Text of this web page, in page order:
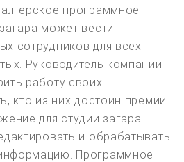
программное
может вести
сотрудников для всех
Руководитель компании
работу своих
кто из них достоин премии.
для студии загара
и обрабатывать
Программное